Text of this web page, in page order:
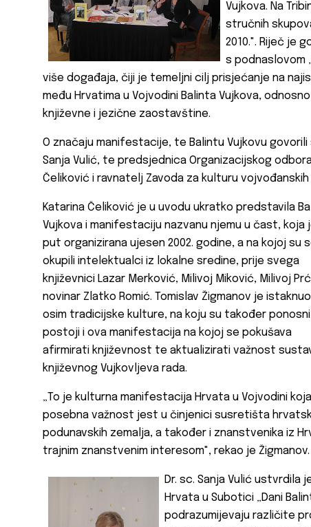
Vujkova. Na
stručnih
2010.". Riječ je
s podnaslovom
više događaja, čiji je temeljni cilj prisjećanje na
među Hrvatima u Vojvodini Balinta Vujkova,
književne i jezične zaostavštine.
O značaju manifestacije, te Balintu Vujkovu
Sanja Vulić, te predsjednica Organizacijskog
Čeliković i ravnatelj Zavoda za kulturu vojvođanskih
Katarina Čeliković je u uvodu ukratko predstavila
Vujkova i manifestaciju nazvanu njemu u čast, koja
put organizirana ujesen 2002. godine, a na kojoj su
okupili intelektualci iz lokalne sredine, prije svega
književnici Lazar Merković, Milivoj Miković, Milivoj
novinar Zlatko Romić. Tomislav Žigmanov je
osim tradicijske kulture, na koju su također
postoji i ova manifestacija na kojoj se pokušava
afirmirati književnost te aktualizirati važnost
književnog Vujkovljeva rada.
„To je kulturna manifestacija Hrvata u Vojvodini
posebna važnost jest u činjenici susretišta
podunavskih zemalja, a također i znanstvenika iz
trajnim znanstvenim interesom", rekao je Žigmanov.
Dr. sc. Sanja Vulić ustvrdila
Hrvata u Subotici „Dani
podrazumijevaju različite